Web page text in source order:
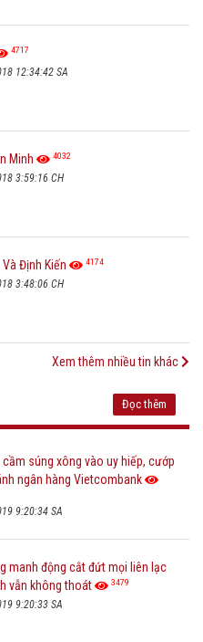
4717
12:34:42 SA
Minh 4032
3:59:16 CH
Và Định Kiến 4174
3:48:06 CH
Xem thêm nhiều tin khác
Đọc thêm
cầm súng xông vào uy hiếp, cướp
ngân hàng Vietcombank
9:20:34 SA
manh động cắt đứt mọi liên lạc
vẫn không thoát
3479
9:20:33 SA